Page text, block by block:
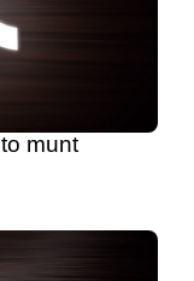
munt